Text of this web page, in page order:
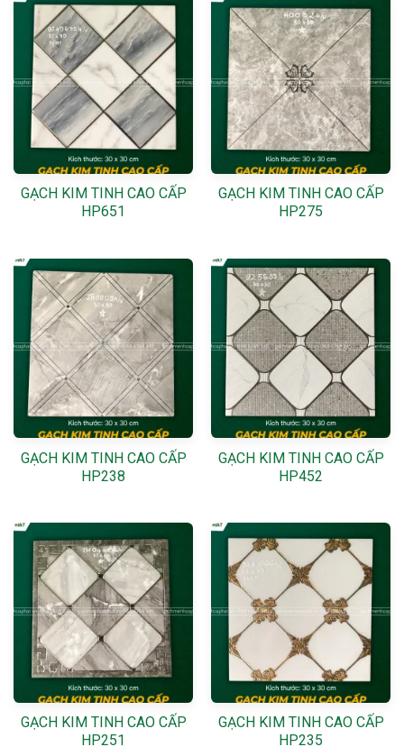
GẠCH KIM TINH CAO CẤP
HP651
GẠCH KIM TINH CAO CẤP
HP275
GẠCH KIM TINH CAO CẤP
HP238
GẠCH KIM TINH CAO CẤP
HP452
GẠCH KIM TINH CAO CẤP
HP251
GẠCH KIM TINH CAO CẤP
HP235